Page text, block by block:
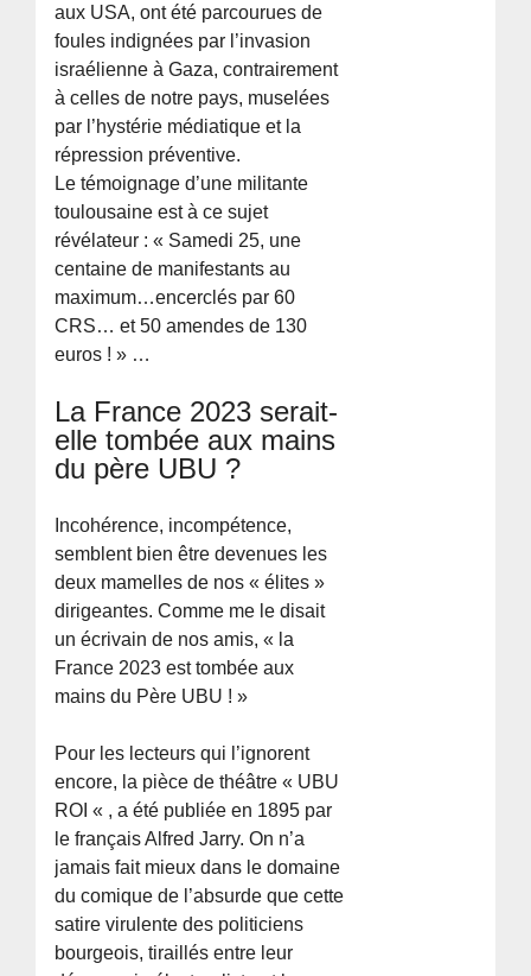
aux USA, ont été parcourues de
foules indignées par l’invasion
israélienne à Gaza, contrairement
à celles de notre pays, muselées
par l’hystérie médiatique et la
répression préventive.
Le témoignage d’une militante
toulousaine est à ce sujet
révélateur : « Samedi 25, une
centaine de manifestants au
maximum…encerclés par 60
CRS… et 50 amendes de 130
euros ! » …
La France 2023 serait-
elle tombée aux mains
du père UBU ?
Incohérence, incompétence,
semblent bien être devenues les
deux mamelles de nos « élites »
dirigeantes. Comme me le disait
un écrivain de nos amis, « la
France 2023 est tombée aux
mains du Père UBU ! »
Pour les lecteurs qui l’ignorent
encore, la pièce de théâtre « UBU
ROI « , a été publiée en 1895 par
le français Alfred Jarry. On n’a
jamais fait mieux dans le domaine
du comique de l’absurde que cette
satire virulente des politiciens
bourgeois, tiraillés entre leur